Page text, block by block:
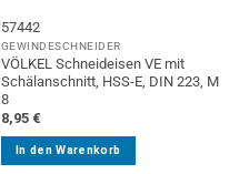
57442
GEWINDESCHNEIDER
VÖLKEL Schneideisen VE mit
Schälanschnitt, HSS-E, DIN 223, M
8
8,95 €
In den Warenkorb